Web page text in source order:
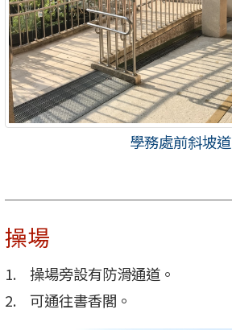
學務處前斜坡道
操場
操場旁設有防滑通道。
可通往書香閣。